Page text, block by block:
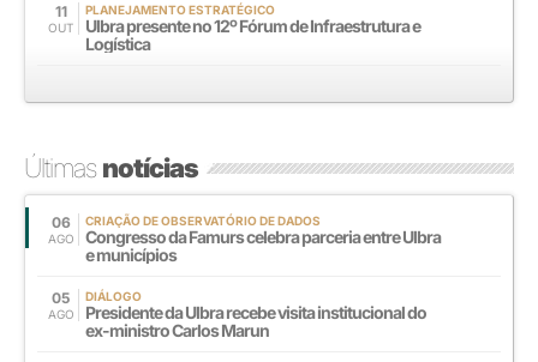
11
OUT
PLANEJAMENTO ESTRATÉGICO
Ulbra presente no 12º Fórum de Infraestrutura e
Logística
Últimasnotícias
06
AGO
CRIAÇÃO DE OBSERVATÓRIO DE DADOS
Congresso da Famurs celebra parceria entre Ulbra
e municípios
05
AGO
DIÁLOGO
Presidente da Ulbra recebe visita institucional do
ex-ministro Carlos Marun